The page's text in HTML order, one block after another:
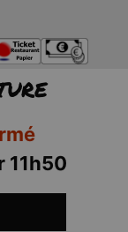
11h50